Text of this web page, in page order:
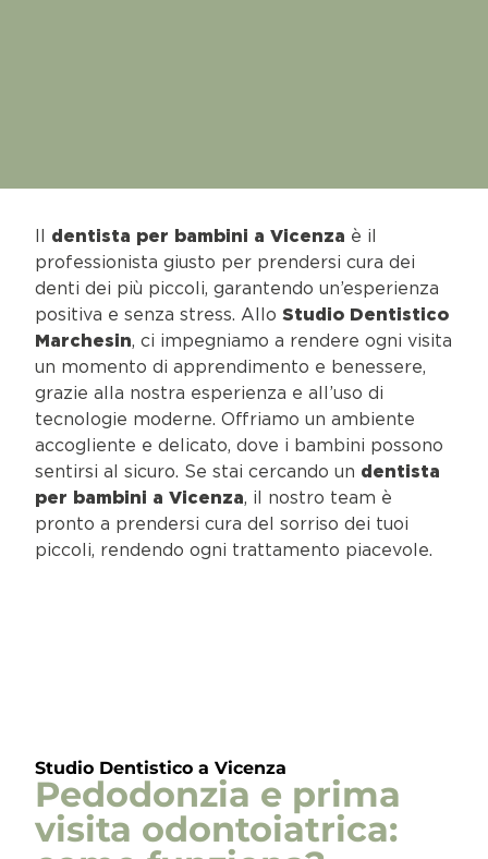
Il dentista per bambini a Vicenza è il
professionista giusto per prendersi cura dei
denti dei più piccoli, garantendo un’esperienza
positiva e senza stress. Allo Studio Dentistico
Marchesin, ci impegniamo a rendere ogni visita
un momento di apprendimento e benessere,
grazie alla nostra esperienza e all’uso di
tecnologie moderne. Offriamo un ambiente
accogliente e delicato, dove i bambini possono
sentirsi al sicuro. Se stai cercando un dentista
per bambini a Vicenza, il nostro team è
pronto a prendersi cura del sorriso dei tuoi
piccoli, rendendo ogni trattamento piacevole.
Studio Dentistico a Vicenza
Pedodonzia e prima
visita odontoiatrica: